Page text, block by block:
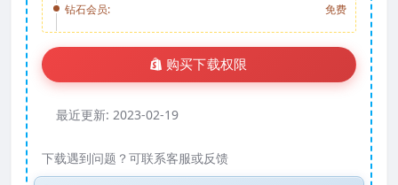
钻石会员: 免费
购买下载权限
最近更新: 2023-02-19
下载遇到问题？可联系客服或反馈